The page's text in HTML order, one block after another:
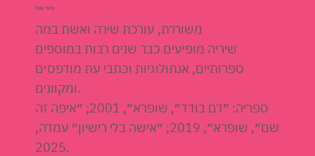
סיגל אשל
משוררת, עורכת שירה ואשת במה
שיריה מופיעים כבר שנים רבות במוספים
ספרותיים, אנתולוגיות וכתבי עת מודפסים
ומקוונים.
ספריה: ״דם בודד״, שופרא״, 2001; ״איפה זה
שם״, שופרא״, 2019; ״אישה בלי רישיון״ עמדה,
2025.